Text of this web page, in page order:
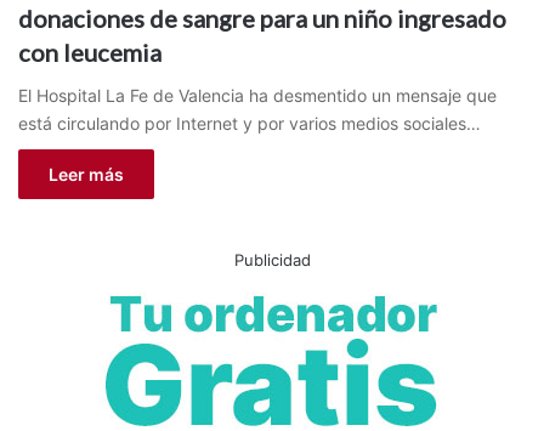
donaciones de sangre para un niño ingresado
con leucemia
El Hospital La Fe de Valencia ha desmentido un mensaje que
está circulando por Internet y por varios medios sociales…
Leer más
Publicidad